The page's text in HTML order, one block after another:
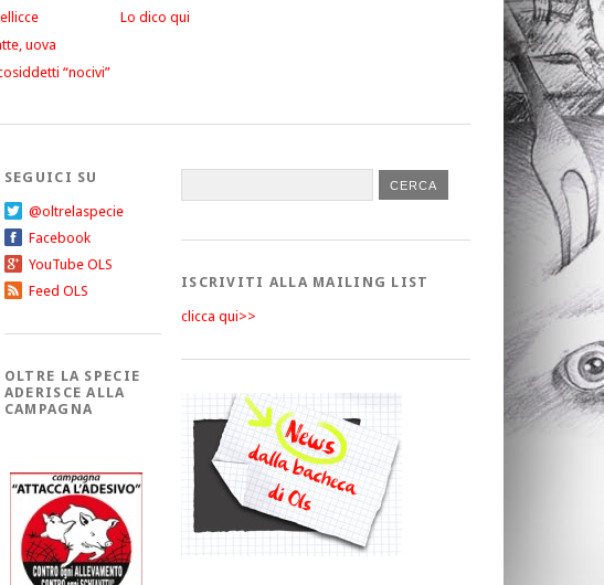
uova
“nocivi”
Lo dico qui
SEGUICI SU
@oltrelaspecie
Facebook
YouTube OLS
Feed OLS
OLTRE LA SPECIE
ADERISCE ALLA
CAMPAGNA
ISCRIVITI ALLA MAILING LIST
clicca qui>>